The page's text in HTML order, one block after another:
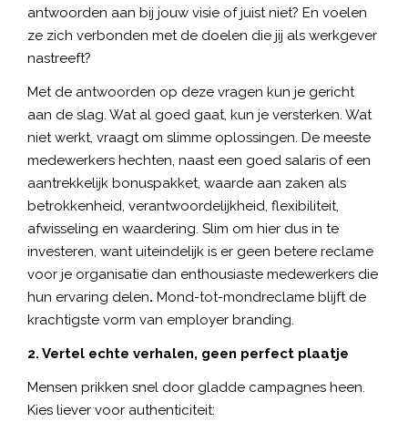
antwoorden aan bij jouw visie of juist niet? En voelen
ze zich verbonden met de doelen die jij als werkgever
nastreeft?
Met de antwoorden op deze vragen kun je gericht
aan de slag. Wat al goed gaat, kun je versterken. Wat
niet werkt, vraagt om slimme oplossingen. De meeste
medewerkers hechten, naast een goed salaris of een
aantrekkelijk bonuspakket, waarde aan zaken als
betrokkenheid, verantwoordelijkheid, flexibiliteit,
afwisseling en waardering. Slim om hier dus in te
investeren, want uiteindelijk is er geen betere reclame
voor je organisatie dan enthousiaste medewerkers die
hun ervaring delen. Mond-tot-mondreclame blijft de
krachtigste vorm van employer branding.
2. Vertel echte verhalen, geen perfect plaatje
Mensen prikken snel door gladde campagnes heen.
Kies liever voor authenticiteit: